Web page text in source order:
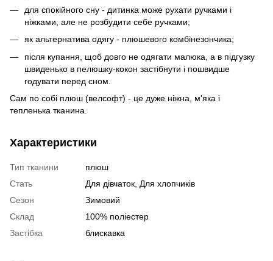
для спокійного сну - дитинка може рухати ручками і
ніжками, але не розбудити себе ручками;
як альтернатива одягу - плюшевого комбінезончика;
після купання, щоб довго не одягати малюка, а в підгузку
швиденько в пелюшку-кокон застібнути і пошвидше
годувати перед сном.
Сам по собі плюш (велсофт) - це дуже ніжна, м'яка і
тепленька тканина.
Характеристики
Тип тканини
плюш
Стать
Для дівчаток, Для хлопчиків
Сезон
Зимовий
Склад
100% поліестер
Застібка
блискавка